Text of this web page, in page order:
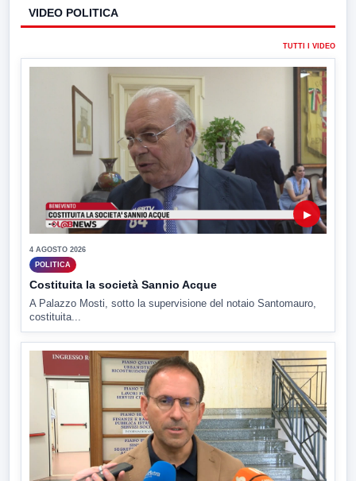
VIDEO POLITICA
TUTTI I VIDEO
▶
4 AGOSTO 2026
POLITICA
Costituita la società Sannio Acque
A Palazzo Mosti, sotto la supervisione del notaio Santomauro,
costituita...